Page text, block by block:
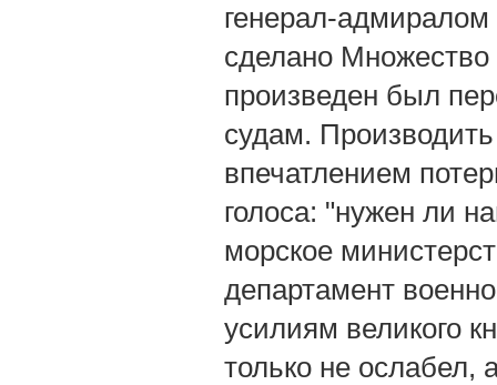
генерал-
сделано
произведен был
судам.
впечатлением
голоса: "нужен ли
морское
департамент
усилиям великого
только не ослабел,